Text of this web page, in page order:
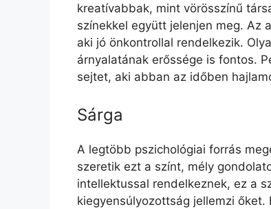
kreatívabbak, mint vörösszínű
színekkel együtt jelenjen meg. Az
aki jó önkontrollal rendelkezik.
árnyalatának erőssége is fontos.
sejtet, aki abban az időben
Sárga
A legtöbb pszichológiai forrás
szeretik ezt a színt, mély
intellektussal rendelkeznek, ez a
kiegyensúlyozottság jellemzi